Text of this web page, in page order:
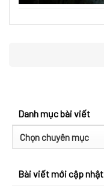
Danh mục bài viết
Danh
viết
Bài viết mới cập nhật